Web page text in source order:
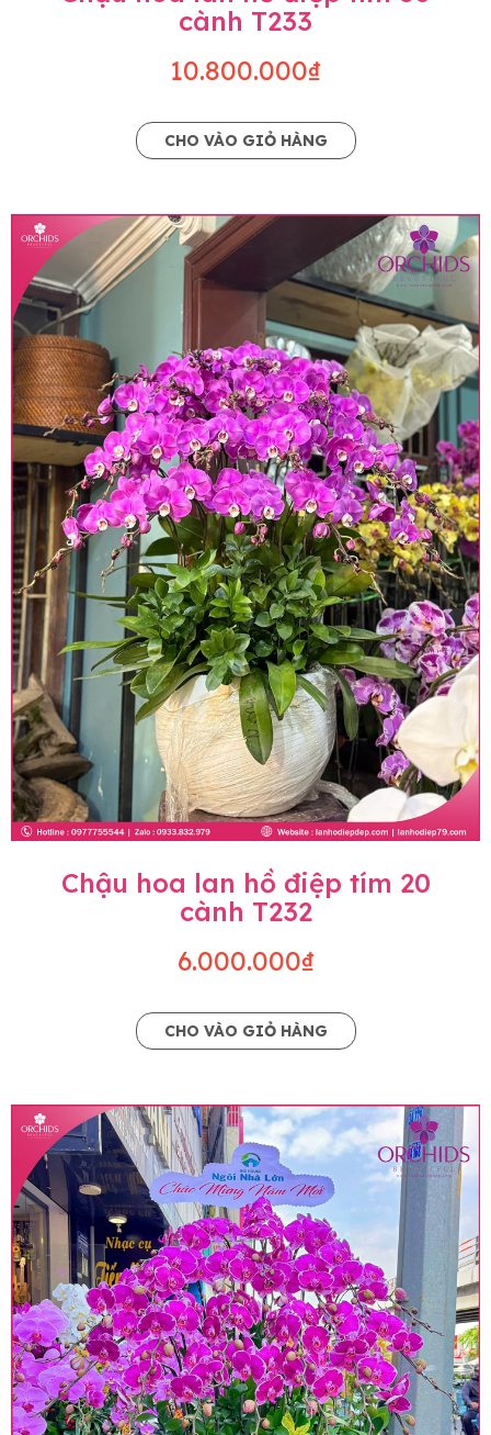
cành T233
10.800.000₫
CHO VÀO GIỎ HÀNG
Chậu hoa lan hồ điệp tím 20
cành T232
6.000.000₫
CHO VÀO GIỎ HÀNG